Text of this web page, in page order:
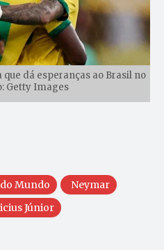
que dá esperanças ao Brasil no
Getty Images
Mundo
Neymar
Júnior